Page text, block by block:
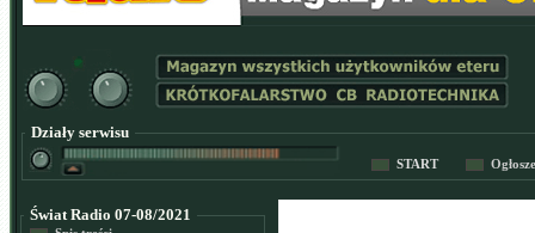
Działy serwisu
START
Świat Radio 07-08/2021